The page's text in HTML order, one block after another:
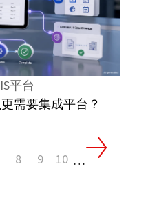
平台
需要集成平台？
8 9 10 …